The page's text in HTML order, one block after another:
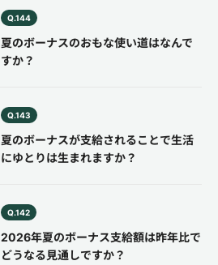
Q.144
夏のボーナスのおもな使い道はなんで
すか？
Q.143
夏のボーナスが支給されることで生活
にゆとりは生まれますか？
Q.142
2026年夏のボーナス支給額は昨年比で
どうなる見通しですか？